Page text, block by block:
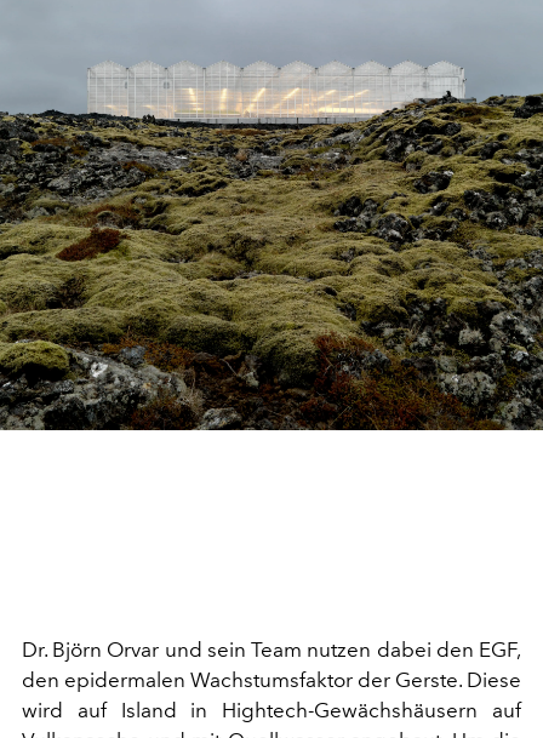
Dr. Björn Orvar und sein Team nutzen dabei den EGF,
den epidermalen Wachstumsfaktor der Gerste. Diese
wird auf Island in Hightech-Gewächshäusern auf